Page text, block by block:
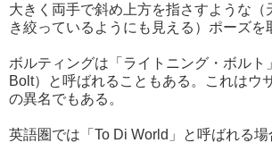
大きく両手で斜め上方を指さすような（
き絞っているようにも見える）ポーズを
ボルティングは「ライトニング・ボルト
Bolt）と呼ばれることもある。これはウ
の異名でもある。
英語圏では「To Di World」と呼ばれる